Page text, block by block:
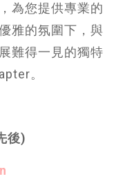
為您提供專業的
雅的氛圍下，與
難得一見的獨特
。
後)